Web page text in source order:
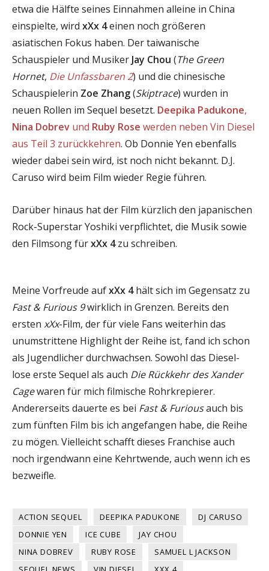
etwa die Hälfte seines Einnahmen alleine in China
einspielte, wird xXx 4einen noch größeren
asiatischen Fokus haben. Der taiwanische
Schauspieler und Musiker Jay Chou (The Green
Hornet, Die Unfassbaren 2) und die chinesische
Schauspielerin Zoe Zhang(Skiptrace) wurden in
neuen Rollen im Sequel besetzt. Deepika Padukone,
Nina Dobrev und Ruby Rose werden neben Vin Diesel
aus Teil 3 zurückkehren. Ob Donnie Yen ebenfalls
wieder dabei sein wird, ist noch nicht bekannt. D.J.
Caruso wird beim Film wieder Regie führen.
Darüber hinaus hat der Film kürzlich den japanischen
Rock-Superstar Yoshiki verpflichtet, die Musik sowie
den Filmsong fürxXx 4zu schreiben.
Meine Vorfreude aufxXx 4hält sich im Gegensatz zu
Fast & Furious 9wirklich in Grenzen. Bereits den
ersten xXx-Film, der für viele Fans weiterhin das
unumstrittene Highlight der Reihe ist, fand ich schon
als Jugendlicher durchwachsen. Sowohl das Diesel-
lose erste Sequel als auch Die Rückkehr des Xander
Cagewaren für mich filmische Rohrkrepierer.
Andererseits dauerte es bei Fast & Furiousauch bis
zum fünften Film bis ich angefangen habe, die Reihe
zu mögen. Vielleicht schafft dieses Franchise auch
noch irgendwann eine Kehrtwende, auch wenn ich es
bezweifle.
ACTION SEQUEL DEEPIKA PADUKONE
DJ CARUSO
DONNIE YEN
ICE CUBE
JAY CHOU
NINA DOBREV
RUBY ROSE
SAMUEL L JACKSON